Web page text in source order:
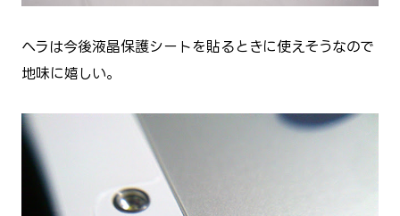
ヘラは今後液晶保護シートを貼るときに使えそうなので
地味に嬉しい。